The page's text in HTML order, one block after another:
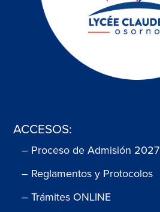
ACCESOS:
– Proceso de Admisión 2027
– Reglamentos y Protocolos
– Trámites ONLINE